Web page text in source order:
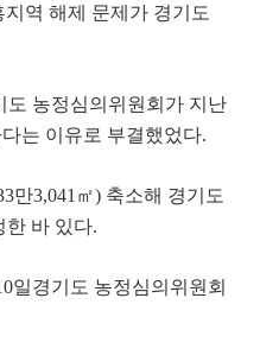
역 해제 문제가 경기도
도 농정심의위원회가 지난
는 이유로 부결했었다.
만3,041 ㎡) 축소해 경기도
한 바 있다.
일경기도 농정심의위원회